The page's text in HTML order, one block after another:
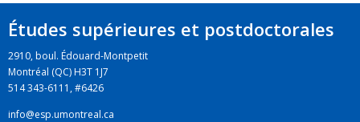
Études supérieures et postdoctorales
2910, boul. Édouard-Montpetit
Montréal (QC) H3T 1J7
514 343-6111, #6426
info@esp.umontreal.ca